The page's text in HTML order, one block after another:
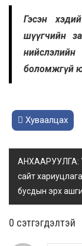
Гэсэн
шүүгчийн
боломжгүй
Хуваалцах
АНХААРУУЛГА:
сайт
бусдын эрх
0 cэтгэгдэлтэй